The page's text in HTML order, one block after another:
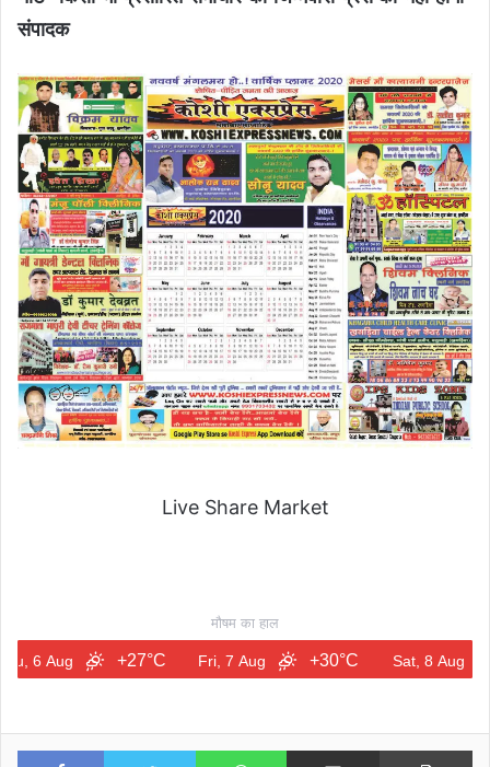
संपादक
Live Share Market
मौषम का हाल
+27°C Fri, 7 Aug +30°C Sat, 8 Aug